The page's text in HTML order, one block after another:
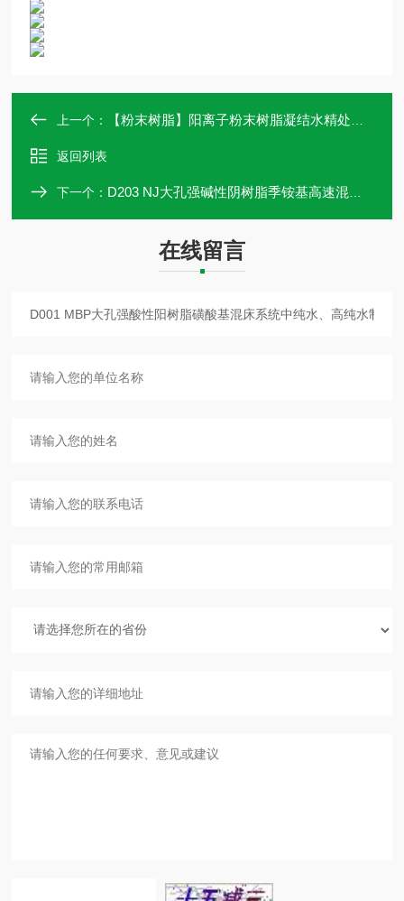
上一个： 【粉末树脂】阳离子粉末树脂凝结水精处理色谱分离树脂冶金袋装
返回列表
下一个： D203 NJ大孔强碱性阴树脂季铵基高速混床系统凝结水精处理试验装
在线留言